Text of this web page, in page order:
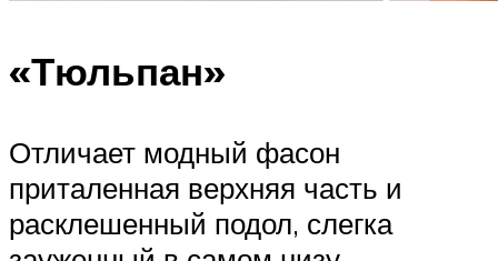
«Тюльпан»
Отличает модный фасон
приталенная верхняя часть и
расклешенный подол, слегка